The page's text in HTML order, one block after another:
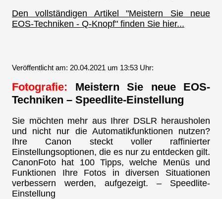
Den vollständigen Artikel "Meistern Sie neue
EOS-Techniken - Q-Knopf" finden Sie hier...
Veröffentlicht am: 20.04.2021 um 13:53 Uhr:
Fotografie: Meistern Sie neue EOS-
Techniken – Speedlite-Einstellung
Sie möchten mehr aus Ihrer DSLR herausholen
und nicht nur die Automatikfunktionen nutzen?
Ihre Canon steckt voller raffinierter
Einstellungsoptionen, die es nur zu entdecken gilt.
CanonFoto hat 100 Tipps, welche Menüs und
Funktionen Ihre Fotos in diversen Situationen
verbessern werden, aufgezeigt. – Speedlite-
Einstellung